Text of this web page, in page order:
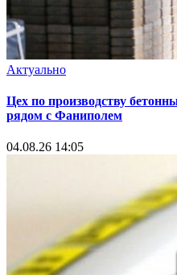
Актуально
Цех по производству
рядом с Фаниполем
04.08.26 14:05